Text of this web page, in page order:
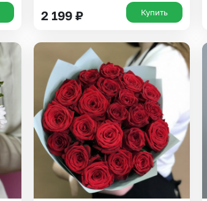
2 199 ₽ Купить